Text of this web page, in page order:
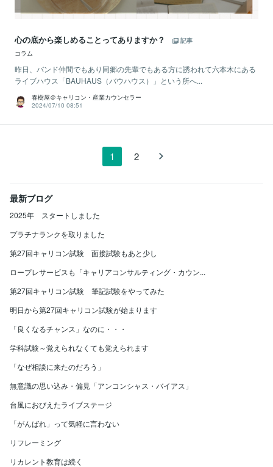
心の底から楽しめることってありますか？
記事
コラム
昨日、バンド仲間でもあり同郷の先輩でもある方に誘われて六本木にある
ライブハウス「BAUHAUS（バウハウス）」という所へ...
春樹屋＠キャリコン・産業カウンセラー
2024/07/10 08:51
1 2
最新ブログ
2025年 スタートしました
プラチナランクを取りました
第27回キャリコン試験 面接試験もあと少し
ロープレサービスも「キャリアコンサルティング・カウン...
第27回キャリコン試験 筆記試験をやってみた
明日から第27回キャリコン試験が始まります
「良くなるチャンス」なのに・・・
学科試験～覚えられなくても覚えられます
「なぜ相談に来たのだろう」
無意識の思い込み・偏見「アンコンシャス・バイアス」
台風におびえたライブステージ
「がんばれ」って気軽に言わない
リフレーミング
リカレント教育は続く